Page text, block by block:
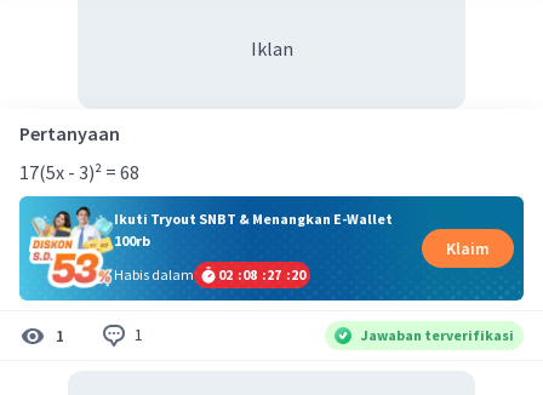
Iklan
Pertanyaan
17(5x - 3)² = 68
Ikuti Tryout SNBT & Menangkan E-Wallet
100rb
Habis dalam
02 :08 :27 :20
Klaim
1 1 Jawaban terverifikasi